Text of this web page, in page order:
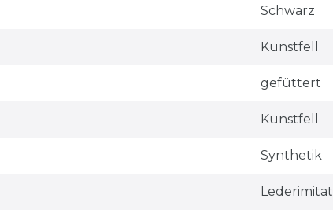
Schwarz
Kunstfell
gefüttert
Kunstfell
Synthetik
Lederimitat